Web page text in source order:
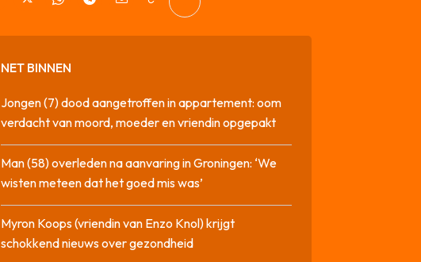
NET BINNEN
Jongen (7) dood aangetroffen in appartement: oom
verdacht van moord, moeder en vriendin opgepakt
Man (58) overleden na aanvaring in Groningen: ‘We
wisten meteen dat het goed mis was’
Myron Koops (vriendin van Enzo Knol) krijgt
schokkend nieuws over gezondheid